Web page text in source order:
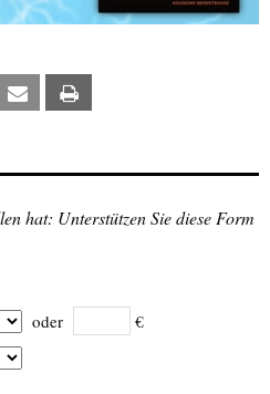
Email
hat: Unterstützen Sie diese Form
oder €